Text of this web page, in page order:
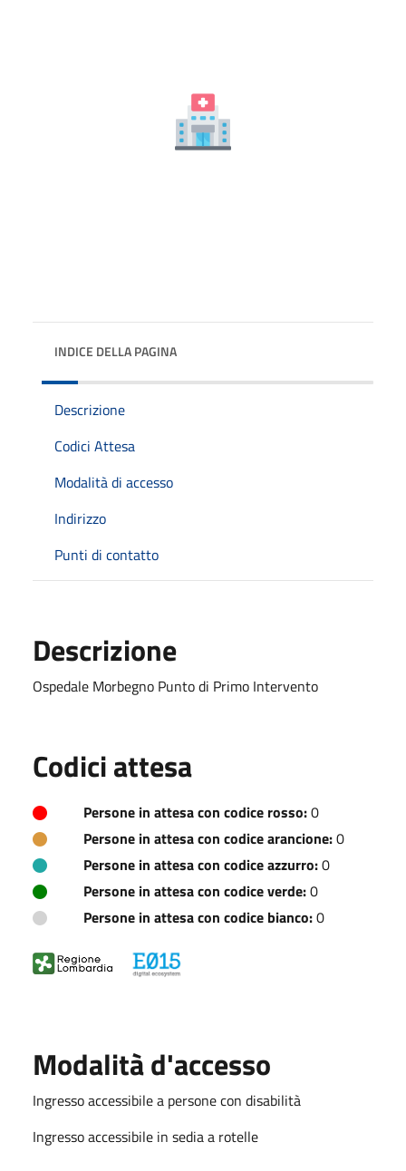
INDICE DELLA PAGINA
Descrizione
Codici Attesa
Modalità di accesso
Indirizzo
Punti di contatto
Descrizione
Ospedale Morbegno Punto di Primo Intervento
Codici attesa
Persone in attesa con codice rosso:0
Persone in attesa con codice arancione:0
Persone in attesa con codice azzurro:0
Persone in attesa con codice verde:0
Persone in attesa con codice bianco:0
Modalità d'accesso
Ingresso accessibile a persone con disabilità
Ingresso accessibile in sedia a rotelle